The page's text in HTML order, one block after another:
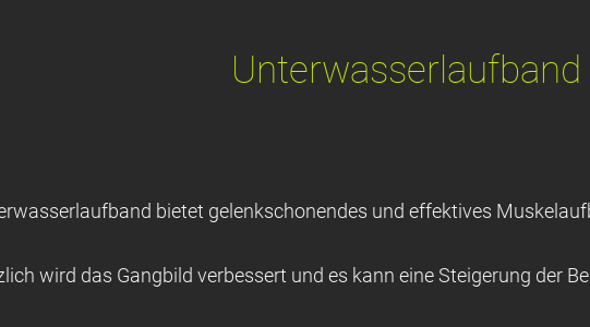
Unterwasserlaufband
bietet gelenkschonendes und effektives
wird das Gangbild verbessert und es kann eine Steigerung der